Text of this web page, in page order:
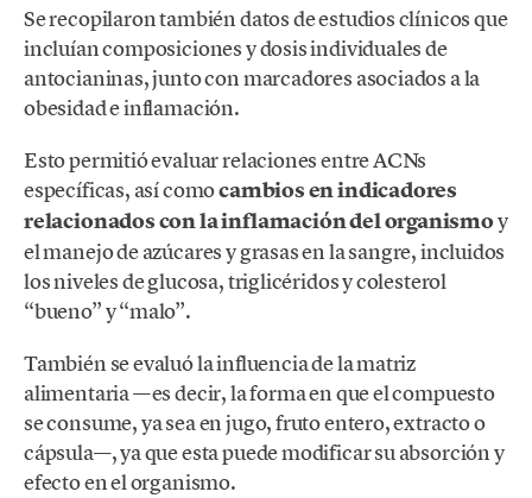
Se recopilaron también datos de estudios clínicos que
incluían composiciones y dosis individuales de
antocianinas, junto con marcadores asociados a la
obesidad e inflamación.
Esto permitió evaluar relaciones entre ACNs
específicas, así comocambios en indicadores
relacionados con la inflamación del organismoy
el manejo de azúcares y grasas en la sangre, incluidos
los niveles de glucosa, triglicéridos y colesterol
“bueno” y “malo”.
También se evaluó la influencia de la matriz
alimentaria —es decir, la forma en que el compuesto
se consume, ya sea en jugo, fruto entero, extracto o
cápsula—, ya que esta puede modificar su absorción y
efecto en el organismo.